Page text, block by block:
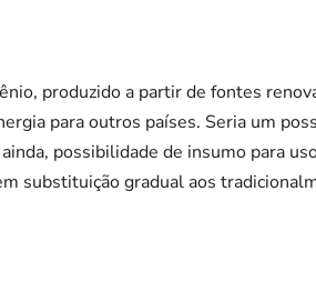
produzido a partir de fontes
para outros países. Seria um
possibilidade de insumo para
substituição gradual aos